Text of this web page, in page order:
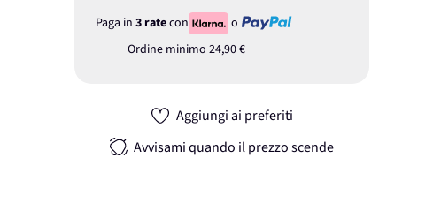
Paga in 3 ratecon
o
Ordine minimo 24,90 €
Aggiungi ai preferiti
Avvisami quando il prezzo scende